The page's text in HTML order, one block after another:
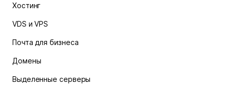
Хостинг
VDS и VPS
Почта для бизнеса
Домены
Выделенные серверы